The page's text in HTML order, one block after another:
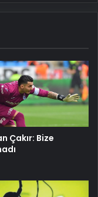
Çakır: Bize